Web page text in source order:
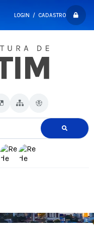
LOGIN / CADASTRO